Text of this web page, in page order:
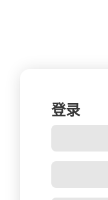
登录